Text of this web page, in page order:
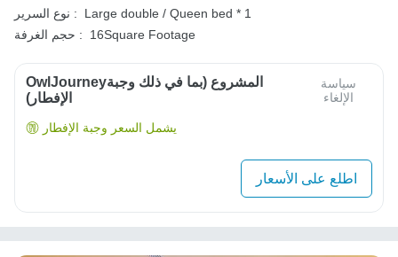
نوع السرير :
Large double / Queen bed * 1
حجم الغرفة :
16Square Footage
OwlJourneyالمشروع (بما في ذلك وجبة
الإفطار)
سياسة
الإلغاء
يشمل السعر وجبة الإفطار
اطلع على الأسعار